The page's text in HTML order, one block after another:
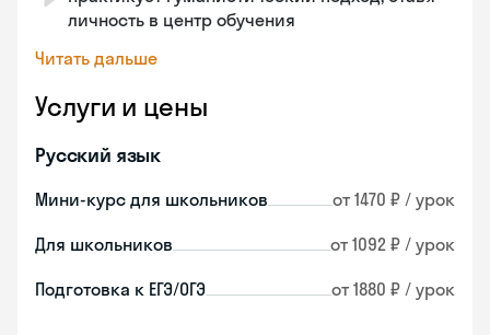
личность в центр обучения
Читать дальше
Услуги и цены
Русский язык
Мини-курс для школьников от 1470 ₽ / урок
Для школьников от 1092 ₽ / урок
Подготовка к ЕГЭ/ОГЭ от 1880 ₽ / урок